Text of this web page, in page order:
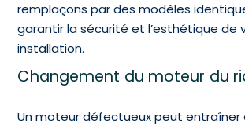
remplaçons par des modèles
garantir la sécurité et l’esthétique de
installation.
Changement du moteur du
Un moteur défectueux peut entraîner